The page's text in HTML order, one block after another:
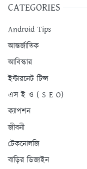
CATEGORIES
Android Tips
আন্তর্জাতিক
আবিস্কার
ইন্টারনেট টিপ্স
এস ই ও ( S E O)
ক্যাপশন
জীবনী
টেকনোলজি
বাড়ির ডিজাইন